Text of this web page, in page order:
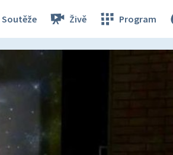
Soutěže Živě Program